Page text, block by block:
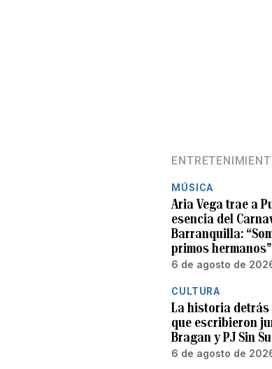
MÚSICA
Aria Vega trae a
esencia del
Barranquilla:
primos hermanos”
6 de agosto de
CULTURA
La historia
que escribieron
Bragan y PJ Sin
6 de agosto de